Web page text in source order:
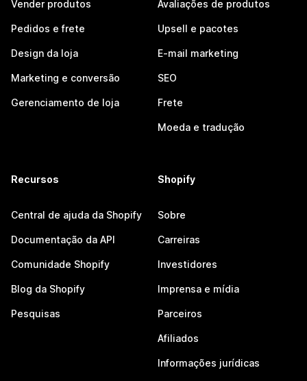
Vender produtos
Pedidos e frete
Design da loja
Marketing e conversão
Gerenciamento de loja
Avaliações de produtos
Upsell e pacotes
E-mail marketing
SEO
Frete
Moeda e tradução
Recursos
Central de ajuda da Shopify
Documentação da API
Comunidade Shopify
Blog da Shopify
Pesquisas
Shopify
Sobre
Carreiras
Investidores
Imprensa e mídia
Parceiros
Afiliados
Informações jurídicas